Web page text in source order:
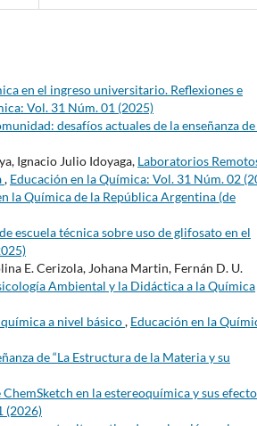
en el ingreso universitario. Reflexiones e
Vol. 31 Núm. 01 (2025)
desafíos actuales de la enseñanza
Ignacio Julio Idoyaga, Laboratorios
, Educación en la Química: Vol. 31 Núm. 02
la Química de la República Argentina (de
escuela técnica sobre uso de glifosato en el
E. Cerizola, Johana Martin, Fernán D. U.
Ambiental y la Didáctica a la Química
a nivel básico, Educación en la
de “La Estructura de la Materia y su
en la estereoquímica y sus
(2026)